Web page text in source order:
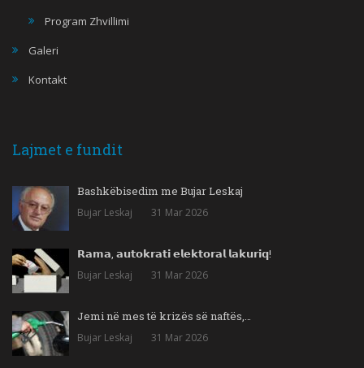
Program Zhvillimi
Galeri
Kontakt
Lajmet e fundit
Bashkëbisedim me Bujar Leskaj
Bujar Leskaj 31 Mar 2026
𝗥𝗮𝗺𝗮, 𝗮𝘂𝘁𝗼𝗸𝗿𝗮𝘁𝗶 𝗲𝗹𝗲𝗸𝘁𝗼𝗿𝗮𝗹 𝗹𝗮𝗸𝘂𝗿𝗶𝗾!
Bujar Leskaj 31 Mar 2026
Jemi në mes të krizës së naftës,…
Bujar Leskaj 31 Mar 2026